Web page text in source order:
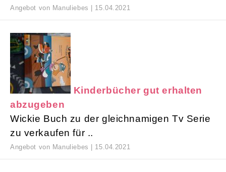
Angebot von Manuliebes | 15.04.2021
Kinderbücher gut erhalten
abzugeben
Wickie Buch zu der gleichnamigen Tv Serie
zu verkaufen für ..
Angebot von Manuliebes | 15.04.2021